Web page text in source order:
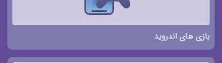
بازی های اندروید